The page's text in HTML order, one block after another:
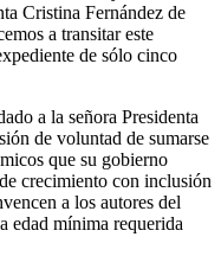
Cristina Fernández de
a transitar este
de sólo cinco
a la señora Presidenta
de voluntad de sumarse
que su gobierno
crecimiento con inclusión
a los autores del
edad mínima requerida